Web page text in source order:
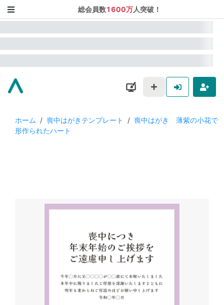
総会員数1600万人突破！
ホーム / 喪中はがきテンプレート / 喪中はがき 薄紫の小花で
形作られたハート